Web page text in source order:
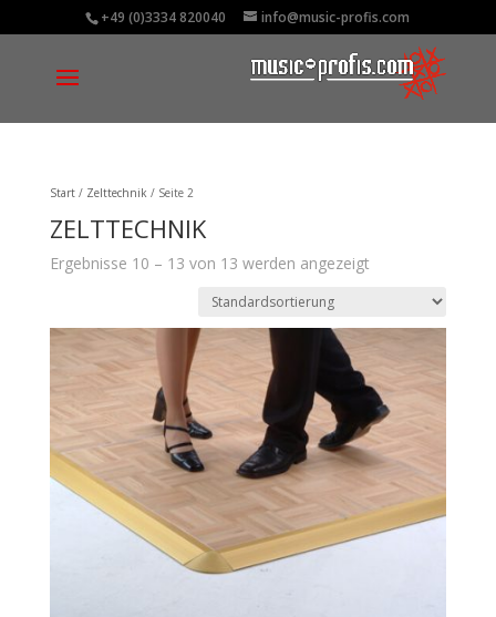
+49 (0)3334 820040 info@music-profis.com
Start/ Zelttechnik/ Seite 2
ZELTTECHNIK
Ergebnisse 10 – 13 von 13 werden angezeigt